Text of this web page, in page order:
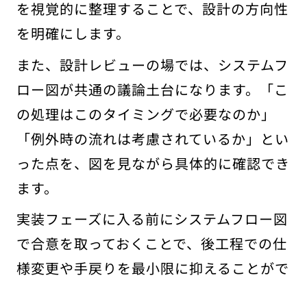
を視覚的に整理することで、設計の方向性
を明確にします。
また、設計レビューの場では、システムフ
ロー図が共通の議論土台になります。「こ
の処理はこのタイミングで必要なのか」
「例外時の流れは考慮されているか」とい
った点を、図を見ながら具体的に確認でき
ます。
実装フェーズに入る前にシステムフロー図
で合意を取っておくことで、後工程での仕
様変更や手戻りを最小限に抑えることがで